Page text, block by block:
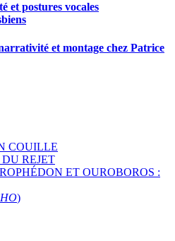
et postures vocales
et montage chez Patrice
COUILLE
REJET
ET OUROBOROS :
)